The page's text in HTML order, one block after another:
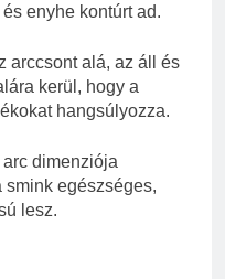
enyhe kontúrt ad.
arccsont alá, az áll és
kerül, hogy a
hangsúlyozza.
dimenziója
smink egészséges,
lesz.